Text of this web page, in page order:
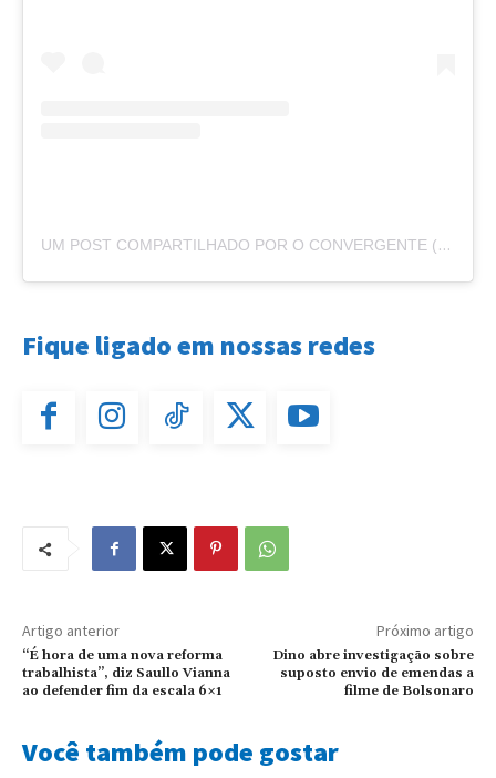
UM POST COMPARTILHADO POR O CONVERGENTE (@O.CONVERGENTE)
Fique ligado em nossas redes
Artigo anterior
“É hora de uma nova reforma
trabalhista”, diz Saullo Vianna
ao defender fim da escala 6×1
Próximo artigo
Dino abre investigação sobre
suposto envio de emendas a
filme de Bolsonaro
Você também pode gostar